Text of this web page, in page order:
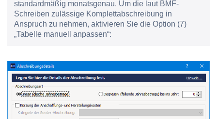
standardmäßig monatsgenau. Um die laut BMF-
Schreiben zulässige Komplettabschreibung in
Anspruch zu nehmen, aktivieren Sie die Option (7)
„Tabelle manuell anpassen“: